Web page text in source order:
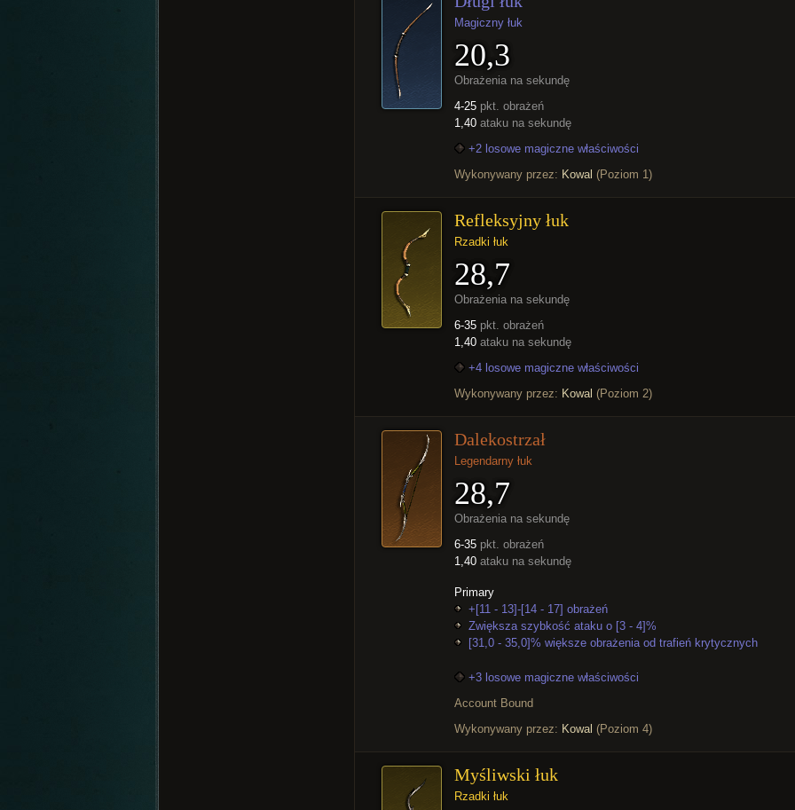
Magiczny łuk
20,3
Obrażenia na sekundę
4-25 pkt. obrażeń
1,40 ataku na sekundę
+2 losowe magiczne właściwości
Wykonywany przez: Kowal (Poziom 1)
Refleksyjny łuk
Rzadki łuk
28,7
Obrażenia na sekundę
6-35 pkt. obrażeń
1,40 ataku na sekundę
+4 losowe magiczne właściwości
Wykonywany przez: Kowal (Poziom 2)
Dalekostrzał
Legendarny łuk
28,7
Obrażenia na sekundę
6-35 pkt. obrażeń
1,40 ataku na sekundę
Primary
+[11 - 13]-[14 - 17] obrażeń
Zwiększa szybkość ataku o [3 - 4]%
[31,0 - 35,0]% większe obrażenia od trafień krytycznych
+3 losowe magiczne właściwości
Account Bound
Wykonywany przez: Kowal (Poziom 4)
Myśliwski łuk
Rzadki łuk